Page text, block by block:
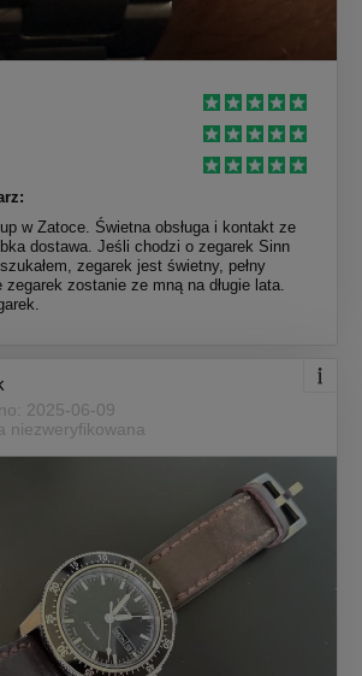
w Zatoce. Świetna obsługa i kontakt ze
dostawa. Jeśli chodzi o zegarek Sinn
zegarek jest świetny, pełny
zostanie ze mną na długie lata.
2025-06-09
niezweryfikowana